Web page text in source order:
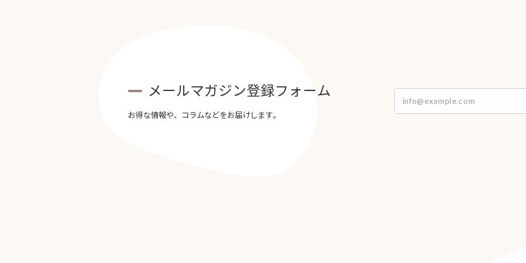
メールマガジン登録フォーム
お得な情報や、コラムなどをお届けします。